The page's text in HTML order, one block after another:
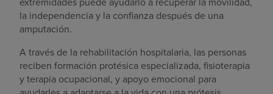
la independencia y la confianza después de una
amputación.
A través de la rehabilitación hospitalaria, las personas
reciben formación protésica especializada, fisioterapia
y terapia ocupacional, y apoyo emocional para